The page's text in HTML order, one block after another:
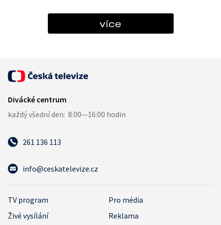
více
261 136 113
info@ceskatelevize.cz
TV program
Pro média
Živé vysílání
Reklama